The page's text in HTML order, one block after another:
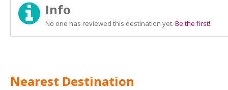
Info
No one has reviewed this destination yet. Be the first!.
Nearest Destination